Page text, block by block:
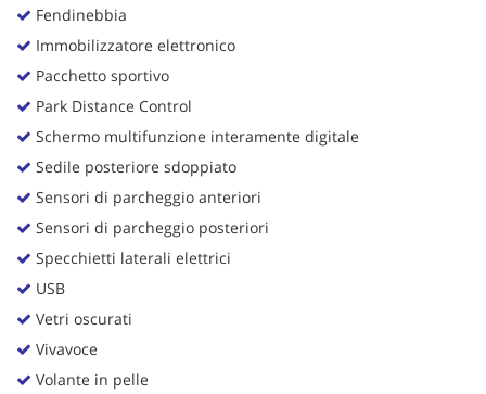
Fendinebbia
Immobilizzatore elettronico
Pacchetto sportivo
Park Distance Control
Schermo multifunzione interamente digitale
Sedile posteriore sdoppiato
Sensori di parcheggio anteriori
Sensori di parcheggio posteriori
Specchietti laterali elettrici
USB
Vetri oscurati
Vivavoce
Volante in pelle